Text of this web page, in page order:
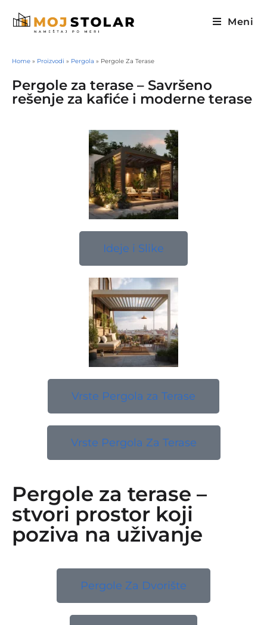
Meni
Home » Proizvodi » Pergola » Pergole Za Terase
Pergole za terase – Savršeno
rešenje za kafiće i moderne terase
Ideje i Slike
Vrste Pergola za Terase
Vrste Pergola Za Terase
Pergole Za Dvorište
Pergole za terase –
stvori prostor koji
poziva na uživanje